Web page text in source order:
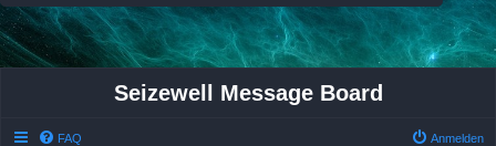
Seizewell Message Board
FAQ Anmelden